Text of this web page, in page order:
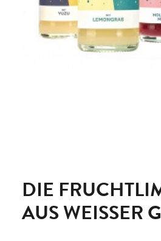
DIE
AUS WEISSER